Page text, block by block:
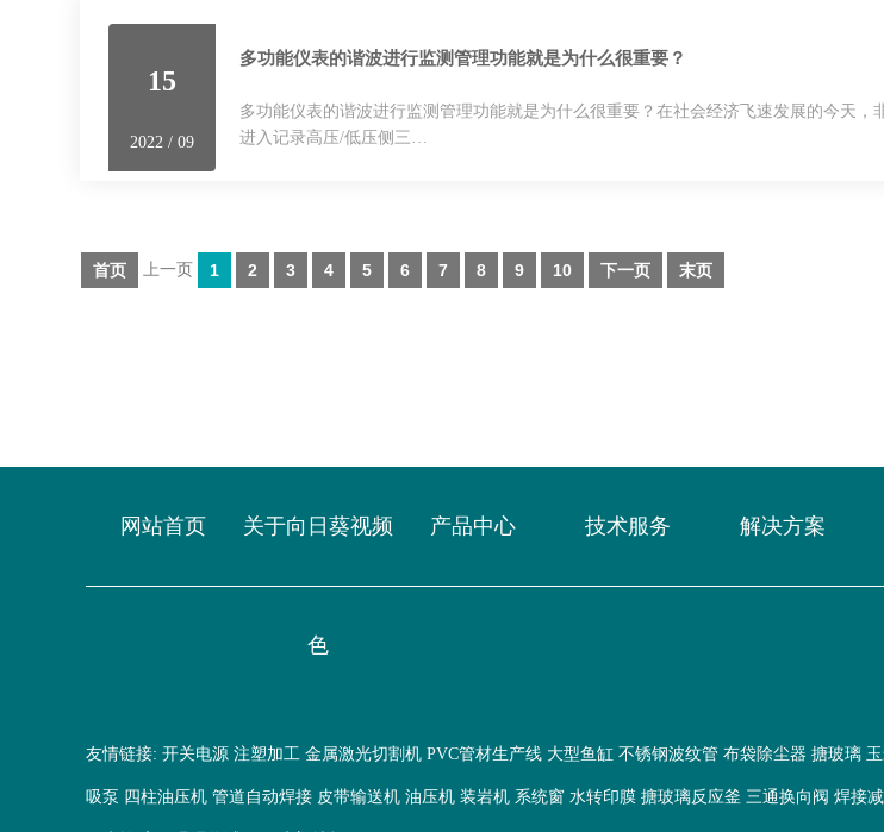
15
2022 / 09
多功能仪表的谐波进行监测管理功能就是为什么很重要？
多功能仪表的谐波进行监测管理功能就是为什么很重要？在社会经济飞速发展的今天，
进入记录高压/低压侧三…
首页 上一页 1 2 3 4 5 6 7 8 9 10 下一页 末页
网站首页 关于向日葵视频
色
产品中心 技术服务 解决方案
友情链接: 开关电源 注塑加工 金属激光切割机 PVC管材生产线 大型鱼缸 不锈钢波纹管 布袋除尘器 搪玻璃
吸泵 四柱油压机 管道自动焊接 皮带输送机 油压机 装岩机 系统窗 水转印膜 搪玻璃反应釜 三通换向阀 焊接